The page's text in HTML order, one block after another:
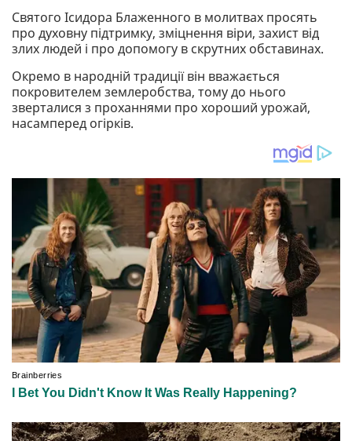
Святого Ісидора Блаженного в молитвах просять
про духовну підтримку, зміцнення віри, захист від
злих людей і про допомогу в скрутних обставинах.
Окремо в народній традиції він вважається
покровителем землеробства, тому до нього
зверталися з проханнями про хороший урожай,
насамперед огірків.